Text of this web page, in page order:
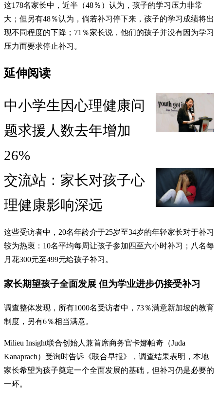
这178名家长中，近半（48％）认为，孩子的学习压力非常
大；但另有48％认为，倘若补习停下来，孩子的学习成绩将出
现不同程度的下降；71％家长说，他们的孩子并没有因为学习
压力而要求停止补习。
延伸阅读
中小学生因心理健康问
题求援人数去年增加
26%
交流站：家长对孩子心
理健康影响深远
这些受访者中，20名年龄介于25岁至34岁的年轻家长对于补习
较为热衷：10名平均每周让孩子参加四至六小时补习；八名每
月花300元至499元给孩子补习。
家长期望孩子全面发展 但为学业进步仍接受补习
调查整体发现，所有1000名受访者中，73％满意新加坡的教育
制度，另有6％相当满意。
Milieu Insight联合创始人兼首席商务官卡娜帕奇（Juda
Kanaprach）受询时告诉《联合早报》，调查结果表明，本地
家长希望为孩子奠定一个全面发展的基础，但补习仍是必要的
一环。